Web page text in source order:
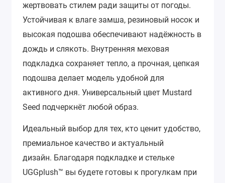
жертвовать стилем ради защиты от погоды.
Устойчивая к влаге замша, резиновый носок и
высокая подошва обеспечивают надёжность в
дождь и слякоть. Внутренняя меховая
подкладка сохраняет тепло, а прочная, цепкая
подошва делает модель удобной для
активного дня. Универсальный цвет Mustard
Seed подчеркнёт любой образ.
Идеальный выбор для тех, кто ценит удобство,
премиальное качество и актуальный
дизайн. Благодаря подкладке и стельке
UGGplush™ вы будете готовы к прогулкам при